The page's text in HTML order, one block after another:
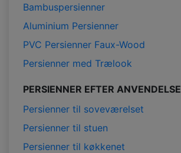
Bambuspersienner
Aluminium Persienner
PVC Persienner Faux-Wood
Persienner med Trælook
PERSIENNER EFTER ANVENDELSE
Persienner til soveværelset
Persienner til stuen
Persienner til køkkenet